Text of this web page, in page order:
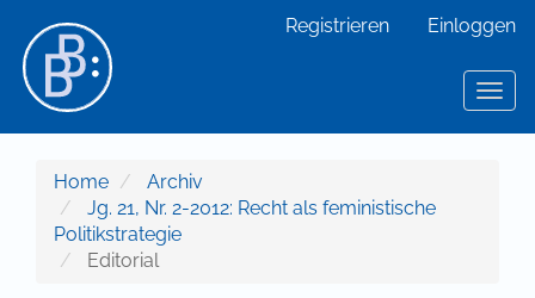
Hauptinhalt
Sidebar
Registrieren Einloggen
Home
Archiv
Jg. 21, Nr. 2-2012: Recht als feministische
Politikstrategie
Editorial